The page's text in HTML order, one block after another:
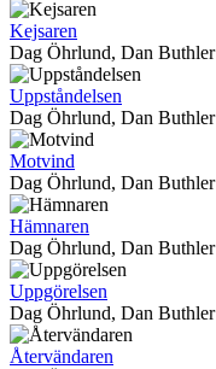
Kejsaren
Dag Öhrlund, Dan Buthler
Uppståndelsen
Dag Öhrlund, Dan Buthler
Motvind
Dag Öhrlund, Dan Buthler
Hämnaren
Dag Öhrlund, Dan Buthler
Uppgörelsen
Dag Öhrlund, Dan Buthler
Återvändaren